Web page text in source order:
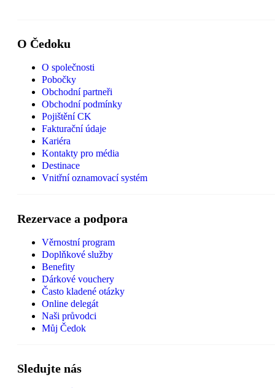
O Čedoku
O společnosti
Pobočky
Obchodní partneři
Obchodní podmínky
Pojištění CK
Fakturační údaje
Kariéra
Kontakty pro média
Destinace
Vnitřní oznamovací systém
Rezervace a podpora
Věrnostní program
Doplňkové služby
Benefity
Dárkové vouchery
Často kladené otázky
Online delegát
Naši průvodci
Můj Čedok
Sledujte nás